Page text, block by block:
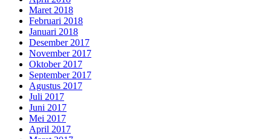
Maret 2018
Februari 2018
Januari 2018
Desember 2017
November 2017
Oktober 2017
September 2017
Agustus 2017
Juli 2017
Juni 2017
Mei 2017
April 2017